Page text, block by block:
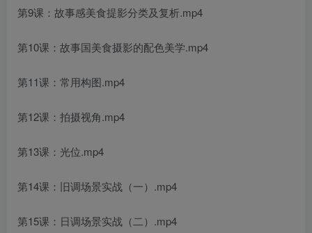
第9课：故事感美食提影分类及复析.mp4
第10课：故事国美食摄影的配色美学.mp4
第11课：常用构图.mp4
第12课：拍摄视角.mp4
第13课：光位.mp4
第14课：旧调场景实战（一）.mp4
第15课：日调场景实战（二）.mp4